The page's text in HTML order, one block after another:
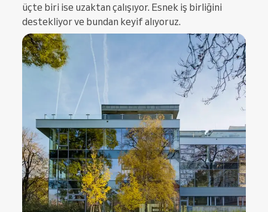
üçte biri ise uzaktan çalışıyor. Esnek iş birliğini
destekliyor ve bundan keyif alıyoruz.